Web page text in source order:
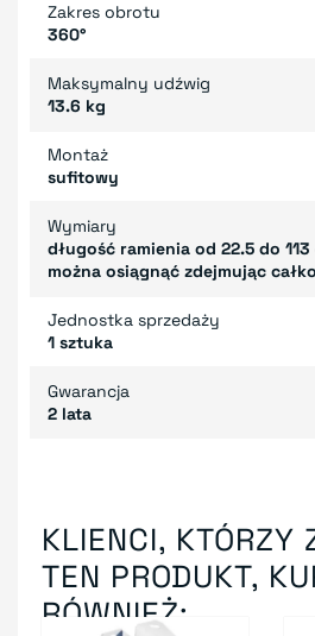
Zakres obrotu
360°
Maksymalny udźwig
13.6 kg
Montaż
sufitowy
Wymiary
długość ramienia od 22.5 do
można osiągnąć zdejmując
Jednostka sprzedaży
1 sztuka
Gwarancja
2 lata
KLIENCI, KTÓRZY
TEN PRODUKT,
RÓWNIEŻ: